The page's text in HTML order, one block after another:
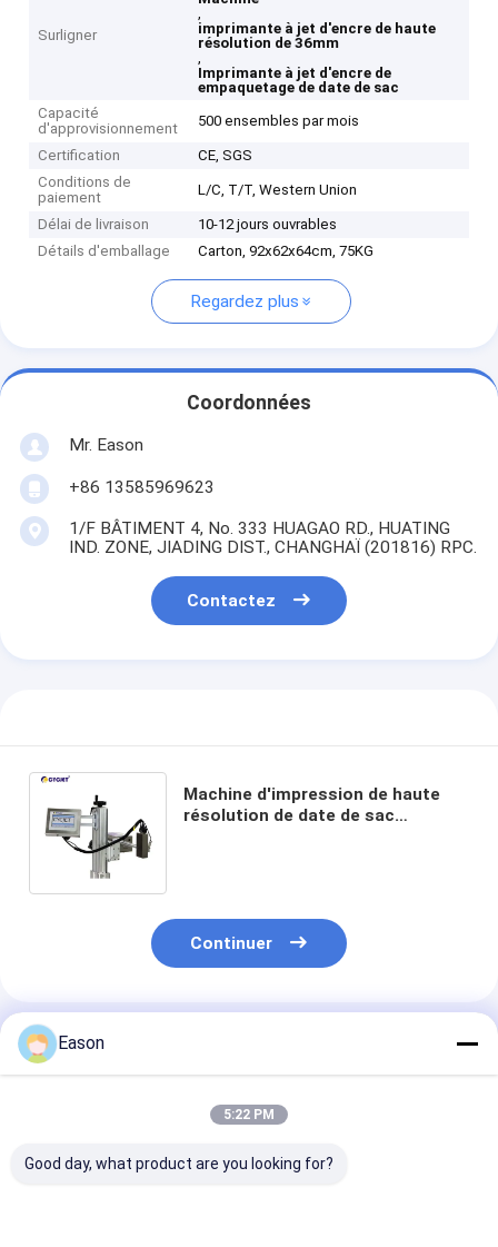
Surligner
,
imprimante à jet d'encre de haute
résolution de 36mm
,
Imprimante à jet d'encre de
empaquetage de date de sac
Capacité
d'approvisionnement
500 ensembles par mois
Certification
CE, SGS
Conditions de
paiement
L/C, T/T, Western Union
Délai de livraison
10-12 jours ouvrables
Détails d'emballage
Carton, 92x62x64cm, 75KG
Regardez plus
Coordonnées
Mr. Eason
+86 13585969623
1/F BÂTIMENT 4, No. 333 HUAGAO RD., HUATING
IND. ZONE, JIADING DIST., CHANGHAÏ (201816) RPC.
Contactez
Machine d'impression de haute
résolution de date de sac
Continuer
Produits Recommandés
Eason
5:22 PM
Good day, what product are you looking for?